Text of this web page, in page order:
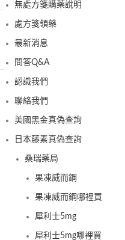
無處方箋購藥說明
處方箋領藥
最新消息
問答Q&A
認識我們
聯絡我們
美國黑金真偽查詢
日本藤素真偽查詢
桑瑞藥局
果凍威而鋼
果凍威而鋼哪裡買
犀利士5mg
犀利士5mg哪裡買